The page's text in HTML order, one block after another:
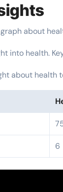
about
into health.
about health
6